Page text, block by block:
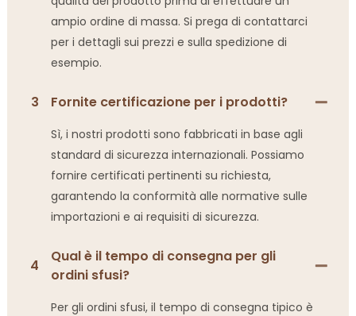
ampio ordine di massa. Si prega di contattarci
per i dettagli sui prezzi e sulla spedizione di
esempio.
3 Fornite certificazione per i prodotti?
Sì, i nostri prodotti sono fabbricati in base agli
standard di sicurezza internazionali. Possiamo
fornire certificati pertinenti su richiesta,
garantendo la conformità alle normative sulle
importazioni e ai requisiti di sicurezza.
4
Qual è il tempo di consegna per gli
ordini sfusi?
Per gli ordini sfusi, il tempo di consegna tipico è